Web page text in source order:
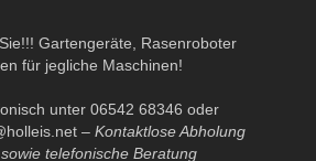
Gartengeräte, Rasenroboter
für jegliche Maschinen!
unter 06542 68346 oder
– Kontaktlose Abholung
telefonische Beratung